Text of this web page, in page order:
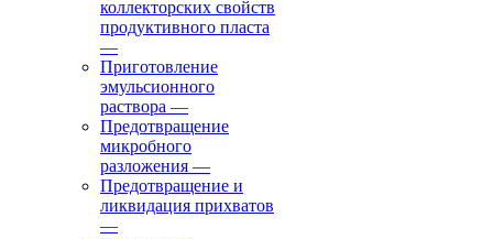
коллекторских свойств
продуктивного пласта
—
Приготовление
эмульсионного
раствора —
Предотвращение
микробного
разложения —
Предотвращение и
ликвидация прихватов
—